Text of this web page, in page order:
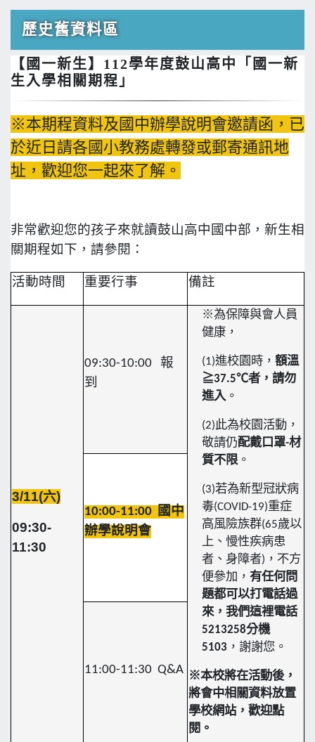
歷史舊資料區
【國一新生】112學年度鼓山高中「國一新
生入學相關期程」
※本期程資料及國中辦學說明會邀請函，已
於近日請各國小教務處轉發或郵寄通訊地
址，歡迎您一起來了解。
非常歡迎您的孩子來就讀鼓山高中國中部，新生相
關期程如下，請參閱：
活動時間 重要行事 備註
3/11(六)
09:30-
11:30
09:30-10:00 報
到
※為保障與會人員
健康，
(1)進校園時， 額溫
≧37.5℃者，請勿
進入。
(2) 此為校園活動，
敬請仍配戴口罩-材
質不限。
(3)若為新型冠狀病
毒(COVID-19)重症
高風險族群(65歲以
上、慢性疾病患
者、身障者)，不方
便參加， 有任何問
題都可以打電話過
來，我們這裡電話
5213258分機
5103 ，謝謝您。
※本校將在活動後，
將會中相關資料放置
學校網站，歡迎點
閱。
10:00-11:00 國中
辦學說明會
11:00-11:30 Q&A